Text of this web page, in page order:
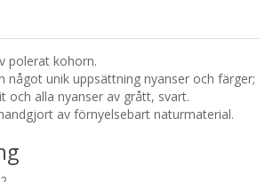
polerat kohorn.
något unik uppsättning nyanser och färger;
och alla nyanser av grått, svart.
av förnyelsebart naturmaterial.